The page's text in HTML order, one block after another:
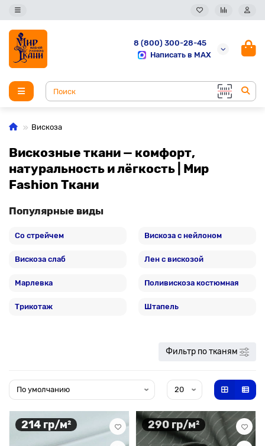
8 (800) 300-28-45
Написать в MAX
Вискоза
Вискозные ткани — комфорт,
натуральность и лёгкость | Мир
Fashion Ткани
Популярные виды
Со стрейчем Вискоза с нейлоном
Вискоза слаб Лен с вискозой
Марлевка Поливискоза костюмная
Трикотаж Штапель
Фильтр по тканям
214 гр/м² 290 гр/м²